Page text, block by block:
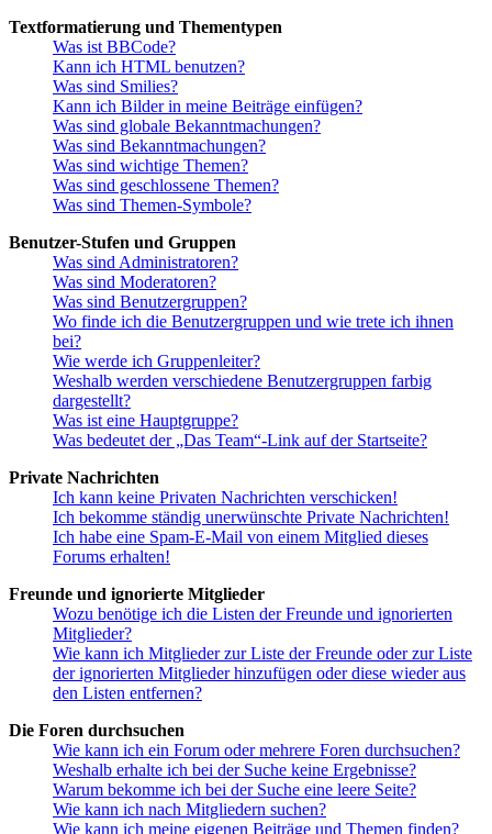
Textformatierung und Thementypen
Was ist BBCode?
Kann ich HTML benutzen?
Was sind Smilies?
Kann ich Bilder in meine Beiträge einfügen?
Was sind globale Bekanntmachungen?
Was sind Bekanntmachungen?
Was sind wichtige Themen?
Was sind geschlossene Themen?
Was sind Themen-Symbole?
Benutzer-Stufen und Gruppen
Was sind Administratoren?
Was sind Moderatoren?
Was sind Benutzergruppen?
Wo finde ich die Benutzergruppen und wie trete ich ihnen
bei?
Wie werde ich Gruppenleiter?
Weshalb werden verschiedene Benutzergruppen farbig
dargestellt?
Was ist eine Hauptgruppe?
Was bedeutet der „Das Team“-Link auf der Startseite?
Private Nachrichten
Ich kann keine Privaten Nachrichten verschicken!
Ich bekomme ständig unerwünschte Private Nachrichten!
Ich habe eine Spam-E-Mail von einem Mitglied dieses
Forums erhalten!
Freunde und ignorierte Mitglieder
Wozu benötige ich die Listen der Freunde und ignorierten
Mitglieder?
Wie kann ich Mitglieder zur Liste der Freunde oder zur Liste
der ignorierten Mitglieder hinzufügen oder diese wieder aus
den Listen entfernen?
Die Foren durchsuchen
Wie kann ich ein Forum oder mehrere Foren durchsuchen?
Weshalb erhalte ich bei der Suche keine Ergebnisse?
Warum bekomme ich bei der Suche eine leere Seite?
Wie kann ich nach Mitgliedern suchen?
Wie kann ich meine eigenen Beiträge und Themen finden?